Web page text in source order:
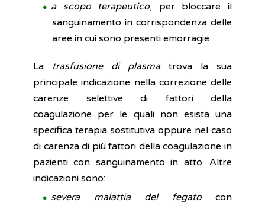
a scopo terapeutico, per bloccare il
sanguinamento in corrispondenza delle
aree in cui sono presenti emorragie
La trasfusione di plasmatrova la sua
principale indicazione nella correzione delle
carenze selettive di fattori della
coagulazione per le quali non esista una
specifica terapia sostitutiva oppure nel caso
di carenza di più fattori della coagulazione in
pazienti con sanguinamento in atto. Altre
indicazioni sono:
severa malattia del fegatocon